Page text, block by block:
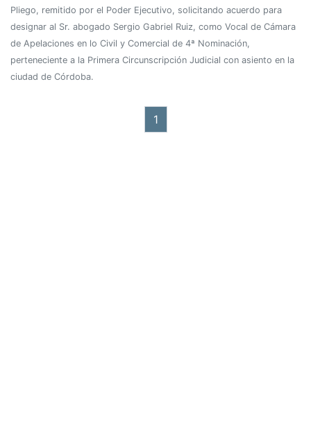
Pliego, remitido por el Poder Ejecutivo, solicitando acuerdo para
designar al Sr. abogado Sergio Gabriel Ruiz, como Vocal de Cámara
de Apelaciones en lo Civil y Comercial de 4ª Nominación,
perteneciente a la Primera Circunscripción Judicial con asiento en la
ciudad de Córdoba.
1